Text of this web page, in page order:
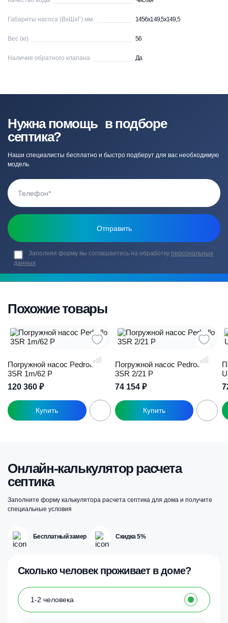
Габариты насоса (ВхШхГ) мм. 1456x149,5x149,5
Вес (кг) 56
Наличие обратного клапана Да
Нужна помощь в подборе
септика?
Наши специалисты бесплатно и быстро подберут для вас необходимую
модель
Заполняя форму вы соглашаетесь на обработку персональных
данных
Похожие товары
Погружной насос Pedrollo
3SR 1m/62 P
120 360 ₽
Погружной насос Pedrollo
3SR 2/21 P
74 154 ₽
Онлайн-калькулятор расчета
септика
Заполните форму калькулятора расчета септика для дома и получите
специальные условия
Бесплатный замер Скидка 5%
Сколько человек проживает в доме?
1-2 человека